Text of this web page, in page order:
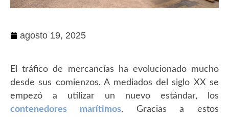
agosto 19, 2025
El tráfico de mercancías ha evolucionado mucho
desde sus comienzos. A mediados del siglo XX se
empezó a utilizar un nuevo estándar, los
contenedores marítimos. Gracias a estos